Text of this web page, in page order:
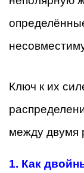
Ключ к их
между двумя
1. Как